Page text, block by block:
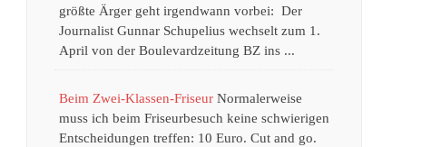
größte Ärger geht irgendwann vorbei: Der
Journalist Gunnar Schupelius wechselt zum 1.
April von der Boulevardzeitung BZ ins ...
Beim Zwei-Klassen-Friseur Normalerweise
muss ich beim Friseurbesuch keine schwierigen
Entscheidungen treffen: 10 Euro. Cut and go.